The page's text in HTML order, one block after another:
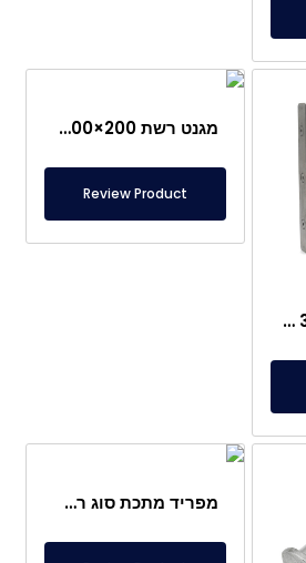
מגנט רשת מרובע 3 מוטות 250×250 מ"מ
מגנט רשת 200×200 מ"מ – בצק לאזור התנור, מיוחד למכונת המיקסר
Review Product
מפריד מתכת סוג רשת 225X225 מ"מ